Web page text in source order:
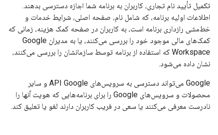
تکمیل تأیید نام تجاری، کاربران به برنامه شما اجازه دسترسی بدهند.
اطلاعات اولیه برنامه، که شامل نام، صفحه اصلی، شرایط خدمات و
خط‌مشی رازداری برنامه است، به کاربران در صفحه کمک هزینه، زمانی که
کمک‌های مالی موجود خود را بررسی می‌کنند، یا به مدیران Google
Workspace که استفاده از برنامه توسط سازمانشان را بررسی می‌کنند،
نشان داده می‌شود.
Google می‌تواند دسترسی به سرویس‌های API Google و سایر
محصولات و سرویس‌های Google را برای برنامه‌هایی که هویت آنها را
نادرست معرفی می‌کنند یا سعی در فریب کاربران دارند لغو یا تعلیق کند.